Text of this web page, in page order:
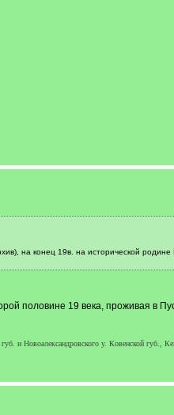
на конец 19в. на исторической
половине 19 века, проживая в
и Новоалександровского у. Ковенской губ.,